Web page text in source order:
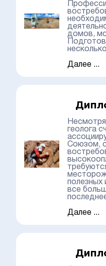
домов,
Далее ...
геолога
Союзом,
полезных
все
Далее ...